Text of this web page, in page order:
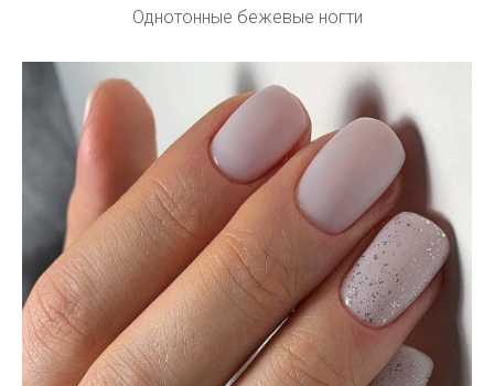
Однотонные бежевые ногти